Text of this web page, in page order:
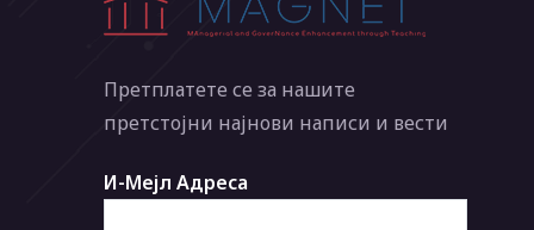
Претплатете се за нашите
претстојни најнови написи и вести
И-Мејл Адреса